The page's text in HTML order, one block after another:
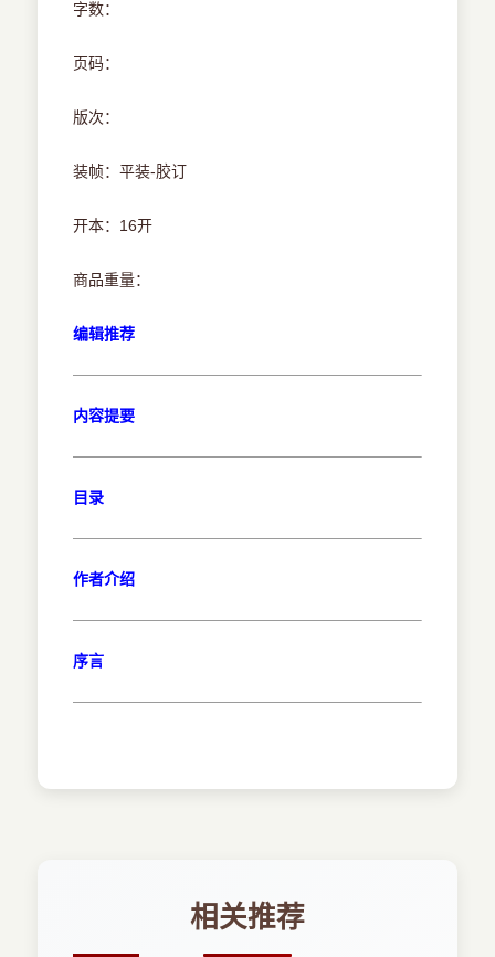
字数：
页码：
版次：
装帧：平装-胶订
开本：16开
商品重量：
编辑推荐
内容提要
目录
作者介绍
序言
相关推荐